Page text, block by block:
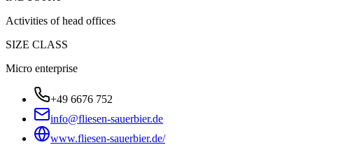
Activities of head offices
SIZE CLASS
Micro enterprise
+49 6676 752
info@fliesen-sauerbier.de
www.fliesen-sauerbier.de/